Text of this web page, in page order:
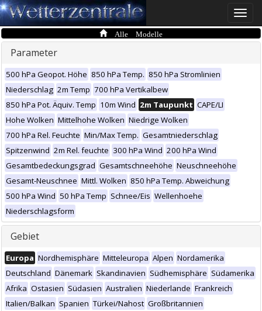
Toggle
Alle Modelle
Parameter
500 hPa Geopot. Höhe 850 hPa Temp. 850 hPa Stromlinien
Niederschlag 2m Temp 700 hPa Vertikalbew
850 hPa Pot. Äquiv. Temp 10m Wind 2m Taupunkt CAPE/LI
Hohe Wolken Mittelhohe Wolken Niedrige Wolken
700 hPa Rel. Feuchte Min/Max Temp. Gesamtniederschlag
Spitzenwind 2m Rel. feuchte 300 hPa Wind 200 hPa Wind
Gesamtbedeckungsgrad Gesamtschneehöhe Neuschneehöhe
Gesamt-Neuschnee Mittl. Wolken 850 hPa Temp. Abweichung
500 hPa Wind 50 hPa Temp Schnee/Eis Wellenhoehe
Niederschlagsform
Gebiet
Europa Nordhemisphäre Mitteleuropa Alpen Nordamerika
Deutschland Dänemark Skandinavien Südhemisphäre Südamerika
Afrika Ostasien Südasien Australien Niederlande Frankreich
Italien/Balkan Spanien Türkei/Nahost Großbritannien